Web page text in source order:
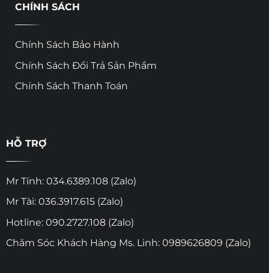
CHÍNH SÁCH
Chính Sách Bảo Hành
Chính Sách Đổi Trả Sản Phẩm
Chính Sách Thanh Toán
HỖ TRỢ
Mr Tính: 034.6389.108 (Zalo)
Mr Tài: 036.3917.615 (Zalo)
Hotline: 090.2727.108 (Zalo)
Chăm Sóc Khách Hàng Ms. Linh: 0989626809 (Zalo)